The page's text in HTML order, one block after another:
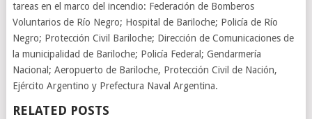
tareas en el marco del incendio: Federación de Bomberos
Voluntarios de Río Negro; Hospital de Bariloche; Policía de Río
Negro; Protección Civil Bariloche; Dirección de Comunicaciones de
la municipalidad de Bariloche; Policía Federal; Gendarmería
Nacional; Aeropuerto de Bariloche, Protección Civil de Nación,
Ejército Argentino y Prefectura Naval Argentina.
RELATED POSTS